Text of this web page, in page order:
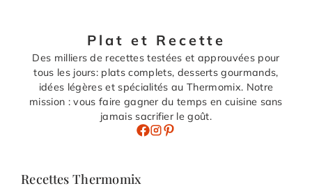
Plat et Recette
Des milliers de recettes testées et approuvées pour
tous les jours: plats complets, desserts gourmands,
idées légères et spécialités au Thermomix. Notre
mission : vous faire gagner du temps en cuisine sans
jamais sacrifier le goût.
Recettes Thermomix